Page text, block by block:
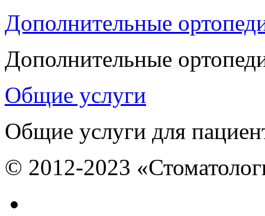
Дополнительные
Дополнительные
Общие услуги
Общие услуги для
© 2012-2023